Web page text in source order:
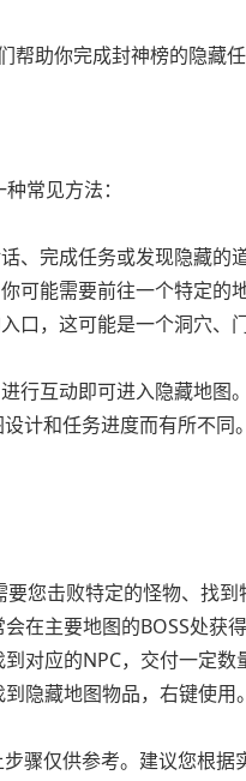
帮助你完成封神榜的隐藏
常见方法：
、完成任务或发现隐藏的
可能需要前往一个特定的
口，这可能是一个洞穴、
行互动即可进入隐藏地图。
计和任务进度而有所不
您击败特定的怪物、找到
在主要地图的BOSS处获
对应的NPC，交付一定数
隐藏地图物品，右键使
骤仅供参考。建议您根